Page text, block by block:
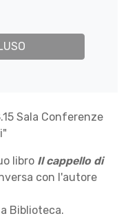
Sala Conferenze
libro Il cappello di
con l'autore
Biblioteca.